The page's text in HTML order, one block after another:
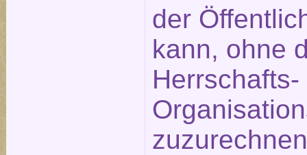
der
kann, ohne
Herrschafts-